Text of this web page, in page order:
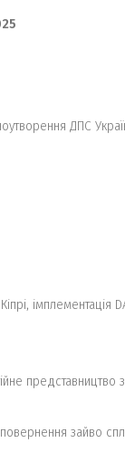
ДПС
імплементація
повернення зайво